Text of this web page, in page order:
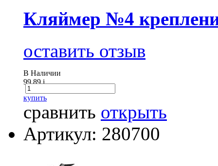
Кляймер №4
оставить отзыв
В Наличии
99.89i
купить
сравнить открыть
Артикул: 280700